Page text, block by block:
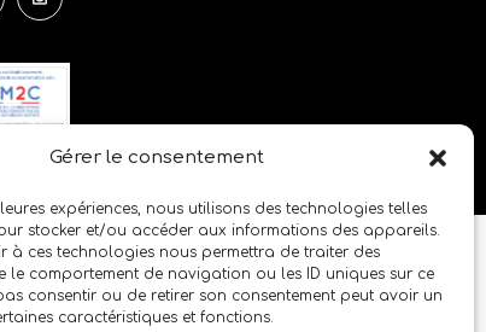
Gérer le consentement
expériences, nous utilisons des technologies telles
stocker et/ou accéder aux informations des appareils.
à ces technologies nous permettra de traiter des
le comportement de navigation ou les ID uniques sur ce
consentir ou de retirer son consentement peut avoir un
caractéristiques et fonctions.